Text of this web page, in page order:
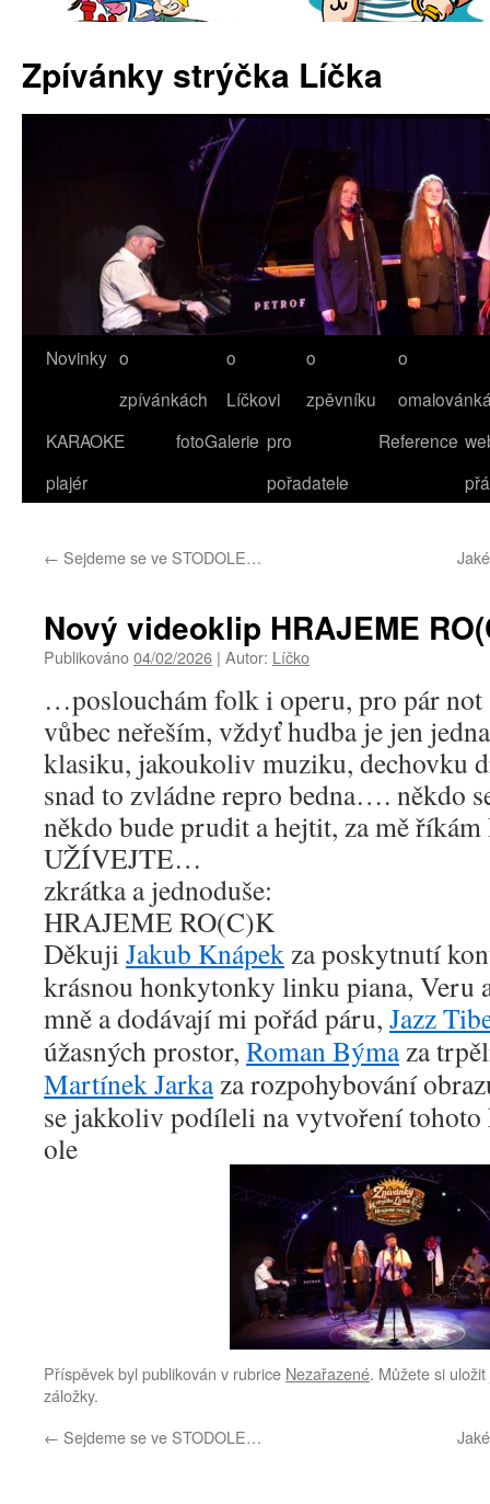
Zpívánky strýčka Líčka
Přejít
obsahu
webu
Novinky o
zpívánkách
o
Líčkovi
o
zpěvníku
o
KARAOKE
plajér
fotoGalerie pro
pořadatele
Reference
← Sejdeme se ve STODOLE…
Nový videoklip HRAJEME
Publikováno04/02/2026 | Autor: Líčko
…poslouchám folk i operu, pro pár not
vůbec neřeším, vždyť hudba je jen
klasiku, jakoukoliv muziku, dechovku
snad to zvládne repro bedna…. někdo
někdo bude prudit a hejtit, za mě
UŽÍVEJTE…
zkrátka a jednoduše:
HRAJEME RO(C)K
DěkujiJakub Knápekza poskytnutí
krásnou honkytonky linku piana, Veru
mně a dodávají mi pořád páru, Jazz
úžasných prostor, Roman Býmaza
Martínek Jarkaza rozpohybování
se jakkoliv podíleli na vytvoření
ole
Příspěvek byl publikován v rubrice Nezařazené. Můžete si
záložky.
← Sejdeme se ve STODOLE…